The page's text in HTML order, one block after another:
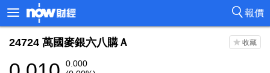
報價
24724 萬國麥銀六八購Ａ
0.000